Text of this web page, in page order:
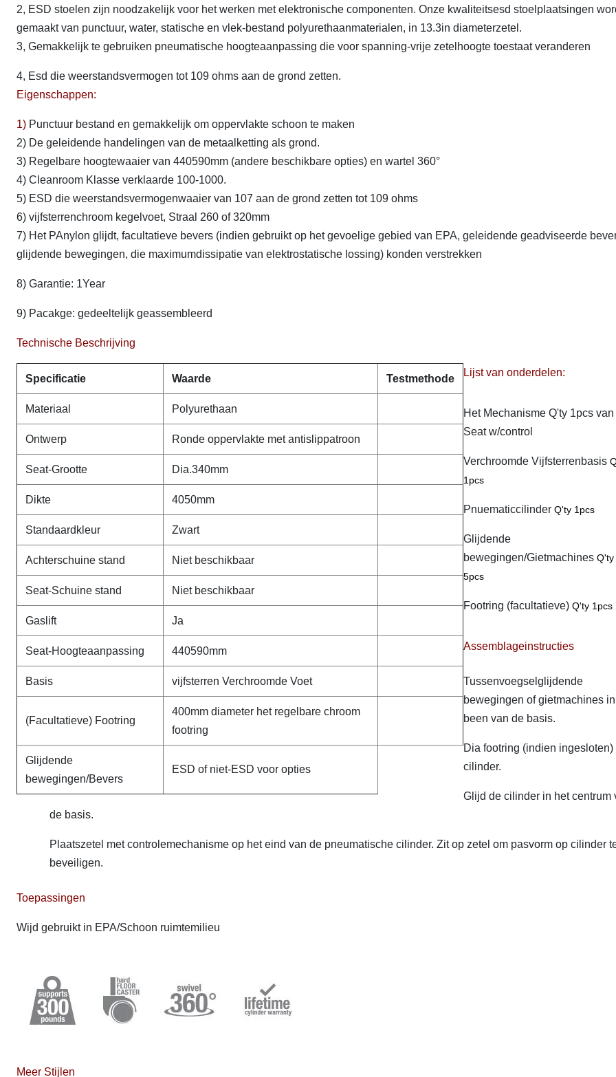
2, ESD stoelen zijn noodzakelijk voor het werken met elektronische componenten. Onze kwaliteitsesd stoelplaatsingen
gemaakt van punctuur, water, statische en vlek-bestand polyurethaanmaterialen, in 13.3in diameterzetel.
3, Gemakkelijk te gebruiken pneumatische hoogteaanpassing die voor spanning-vrije zetelhoogte toestaat veranderen
4, Esd die weerstandsvermogen tot 109 ohms aan de grond zetten.
Eigenschappen:
1) Punctuur bestand en gemakkelijk om oppervlakte schoon te maken
2) De geleidende handelingen van de metaalketting als grond.
3) Regelbare hoogtewaaier van 440590mm (andere beschikbare opties) en wartel 360°
4) Cleanroom Klasse verklaarde 100-1000.
5) ESD die weerstandsvermogenwaaier van 107 aan de grond zetten tot 109 ohms
6) vijfsterrenchroom kegelvoet, Straal 260 of 320mm
7) Het PAnylon glijdt, facultatieve bevers (indien gebruikt op het gevoelige gebied van EPA, geleidende geadviseerde
glijdende bewegingen, die maximumdissipatie van elektrostatische lossing) konden verstrekken
8) Garantie: 1Year
9) Pacakge: gedeeltelijk geassembleerd
Technische Beschrijving
Specificatie Waarde Testmethode
Materiaal Polyurethaan
Ontwerp Ronde oppervlakte met antislippatroon
Seat-Grootte Dia.340mm
Dikte 4050mm
Standaardkleur Zwart
Achterschuine stand Niet beschikbaar
Seat-Schuine stand Niet beschikbaar
Gaslift Ja
Seat-Hoogteaanpassing 440590mm
Basis vijfsterren Verchroomde Voet
(Facultatieve) Footring
400mm diameter het regelbare chroom
footring
Glijdende
bewegingen/Bevers
ESD of niet-ESD voor opties
Lijst van onderdelen:
Het Mechanisme Q'ty 1pcs van
Seat w/control
Verchroomde Vijfsterrenbasis
1pcs
Pnuematiccilinder Q'ty 1pcs
Glijdende
bewegingen/Gietmachines Q'ty
5pcs
Footring (facultatieve) Q'ty 1pcs
Assemblageinstructies
Tussenvoegselglijdende
bewegingen of gietmachines
been van de basis.
Dia footring (indien ingesloten)
cilinder.
Glijd de cilinder in het centrum
de basis.
Plaatszetel met controlemechanisme op het eind van de pneumatische cilinder. Zit op zetel om pasvorm op cilinder
beveiligen.
Toepassingen
Wijd gebruikt in EPA/Schoon ruimtemilieu
Meer Stijlen